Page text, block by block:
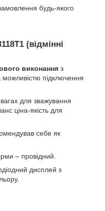
будь-якого
T1 (відмінні
виконання з
підключення
для зважування
ціна-якість для
себе як
– провідний.
дисплей з